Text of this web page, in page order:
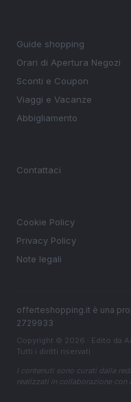
Guide shopping
Orari di Apertura Negozi
Sconti e Coupon
Viaggi e Vacanze
Abbigliamento
Contattaci
Cookie Policy
Privacy Policy
Note legali
offerteshopping.it è una
2729933
Copyright © 2026 · Edito da
Tutti i diritti riservati
I contenuti sono curati dalla
realizzati in collaborazione con